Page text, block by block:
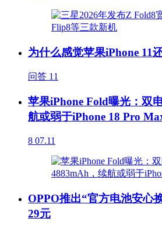
为什么感觉苹果iPhone 11
问答 11
苹果iPhone Fold曝光：双
航或弱于iPhone 18 Pro
8 07.11
OPPO推出“官方电池安心
29元